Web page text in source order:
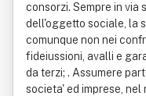
consorzi. Sempre in
dell'oggetto sociale, la
comunque non nei
fideiussioni, avalli e
da terzi; . Assumere
societa' ed imprese, nel